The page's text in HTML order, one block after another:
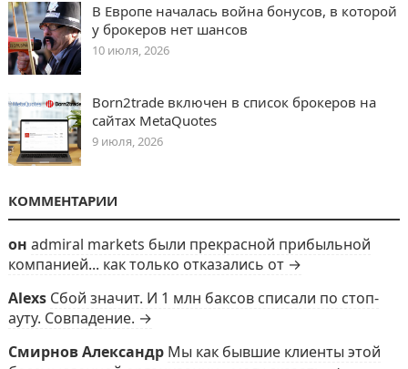
В Европе началась война бонусов, в которой
у брокеров нет шансов
10 июля, 2026
Born2trade включен в список брокеров на
сайтах MetaQuotes
9 июля, 2026
КОММЕНТАРИИ
он admiral markets были прекрасной прибыльной
компанией... как только отказались от →
Alexs Сбой значит. И 1 млн баксов списали по стоп-
ауту. Совпадение. →
Смирнов Александр Мы как бывшие клиенты этой